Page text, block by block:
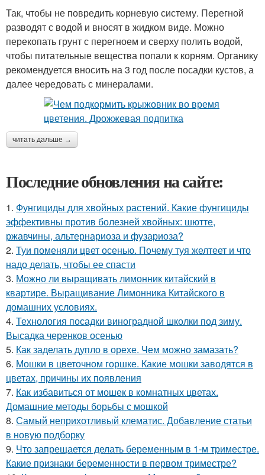
Так, чтобы не повредить корневую систему. Перегной
разводят с водой и вносят в жидком виде. Можно
перекопать грунт с перегноем и сверху полить водой,
чтобы питательные вещества попали к корням. Органику
рекомендуется вносить на 3 год после посадки кустов, а
далее чередовать с минералами.
читать дальше →
Последние обновления на сайте:
1. Фунгициды для хвойных растений. Какие фунгициды
эффективны против болезней хвойных: шютте,
ржавчины, альтернариоза и фузариоза?
2. Туи поменяли цвет осенью. Почему туя желтеет и что
надо делать, чтобы ее спасти
3. Можно ли выращивать лимонник китайский в
квартире. Выращивание Лимонника Китайского в
домашних условиях.
4. Технология посадки виноградной школки под зиму.
Высадка черенков осенью
5. Как заделать дупло в орехе. Чем можно замазать?
6. Мошки в цветочном горшке. Какие мошки заводятся в
цветах, причины их появления
7. Как избавиться от мошек в комнатных цветах.
Домашние методы борьбы с мошкой
8. Самый неприхотливый клематис. Добавление статьи
в новую подборку
9. Что запрещается делать беременным в 1-м триместре.
Какие признаки беременности в первом триместре?